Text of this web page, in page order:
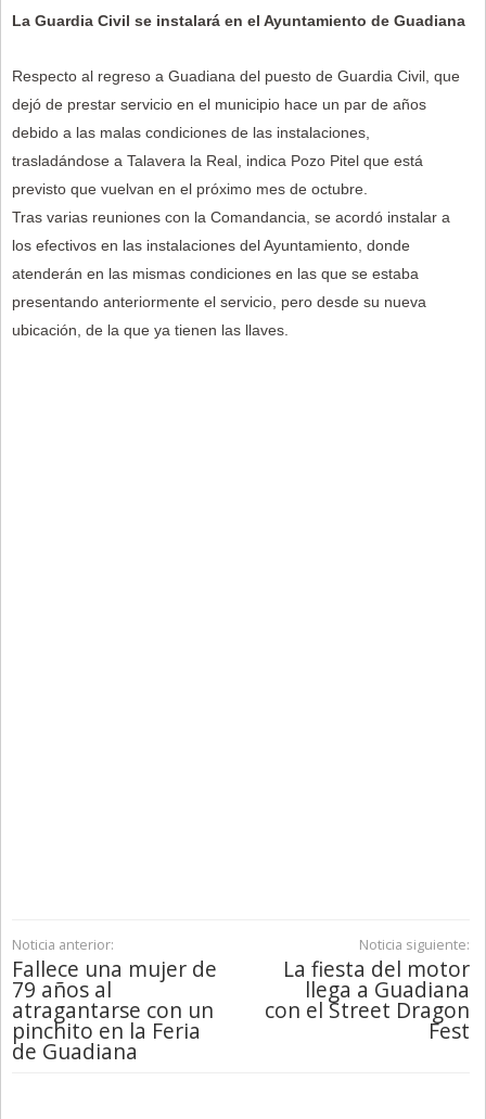
La Guardia Civil se instalará en el Ayuntamiento de Guadiana
Respecto al regreso a Guadiana del puesto de Guardia Civil, que
dejó de prestar servicio en el municipio hace un par de años
debido a las malas condiciones de las instalaciones,
trasladándose a Talavera la Real, indica Pozo Pitel que está
previsto que vuelvan en el próximo mes de octubre.
Tras varias reuniones con la Comandancia, se acordó instalar a
los efectivos en las instalaciones del Ayuntamiento, donde
atenderán en las mismas condiciones en las que se estaba
presentando anteriormente el servicio, pero desde su nueva
ubicación, de la que ya tienen las llaves.
Noticia anterior:
Fallece una mujer de
79 años al
atragantarse con un
pinchito en la Feria
de Guadiana
Noticia siguiente:
La fiesta del motor
llega a Guadiana
con el Street Dragon
Fest